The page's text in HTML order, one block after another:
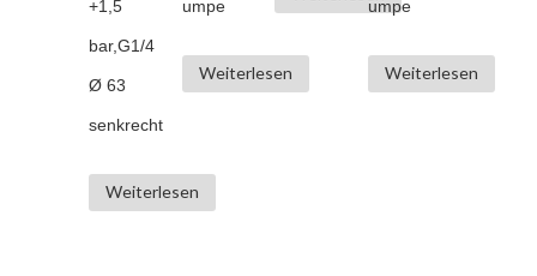
+1,5
bar,G1/4
Ø 63
senkrecht
Weiterlesen
umpe
Weiterlesen
umpe
Weiterlesen